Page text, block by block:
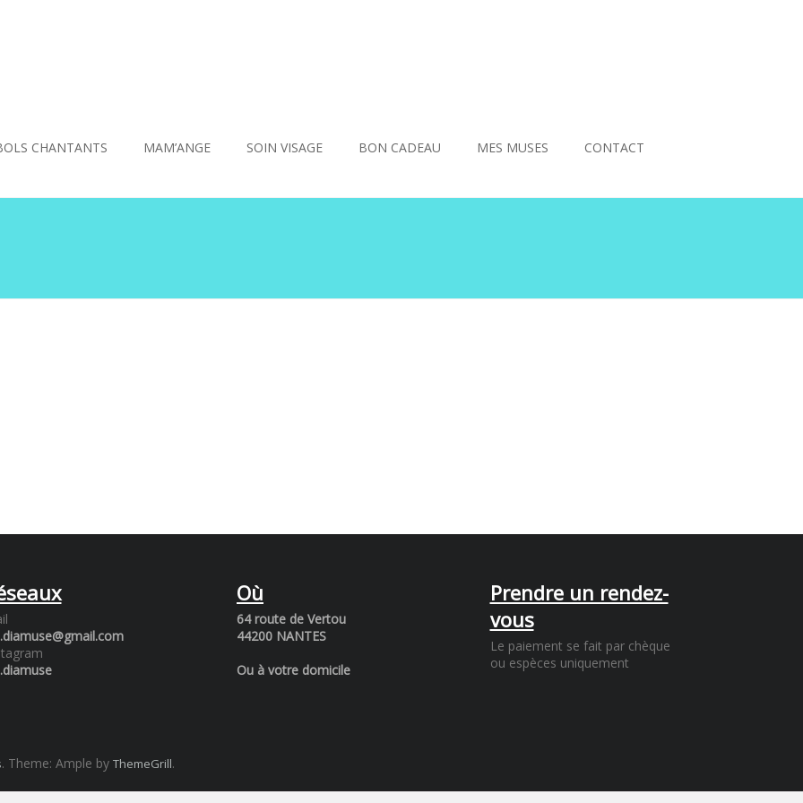
CHANTANTS MAM’ANGE SOIN VISAGE BON CADEAU MES MUSES CONTACT
Où
64 route de Vertou
44200 NANTES
Ou à votre domicile
Prendre un rendez-
vous
Le paiement se fait par chèque
ou espèces uniquement
. Theme: Ample by ThemeGrill.